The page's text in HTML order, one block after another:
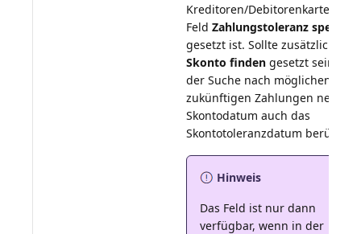
Kreditoren/Debitorenkarte
Feld Zahlungstoleranz sperren
gesetzt ist. Sollte zusätzlich das
Skonto finden gesetzt sein,
der Suche nach möglichen
zukünftigen Zahlungen neben
Skontodatum auch das
Hinweis
Das Feld ist nur dann
verfügbar, wenn in der